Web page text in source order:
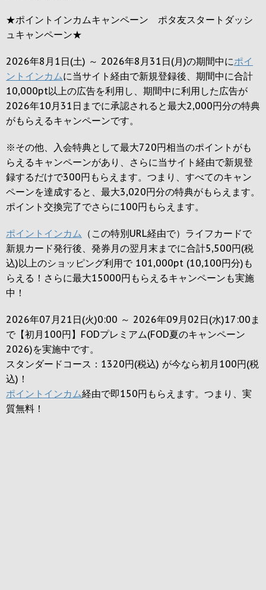
★ポイントインカムキャンペーン ポタ友スタートダッシ
ュキャンペーン★
2026年8月1日(土) ～ 2026年8月31日(月)の期間中にポイ
ントインカムに当サイト経由で新規登録後、期間中に合計
10,000pt以上の広告を利用し、期間中に利用した広告が
2026年10月31日までに承認されると最大2,000円分の特典
がもらえるキャンペーンです。
※その他、入会特典として最大720円相当のポイントがも
らえるキャンペーンがあり、さらに当サイト経由で新規登
録するだけで300円 もらえます。つまり、すべてのキャン
ペーンを達成すると、最大3,020円分の特典がもらえます。
ポイント交換完了でさらに100円 もらえます。
ポイントインカム （この特別URL経由で）ライフカードで
新規カード発行後、発券月の翌月末までに合計5,500円(税
込)以上のショッピング利用で 101,000pt (10,100円分)も
らえる！さらに最大15000円もらえるキャンペーンも実施
中！
2026年07月21日(火)0:00 ～ 2026年09月02日(水)17:00ま
で【初月100円】FODプレミアム(FOD夏のキャンペーン
2026)を実施中です。
スタンダードコース：1320円(税込) が今なら初月100円(税
込)！
ポイントインカム経由で即150円もらえます。つまり、実
質無料！